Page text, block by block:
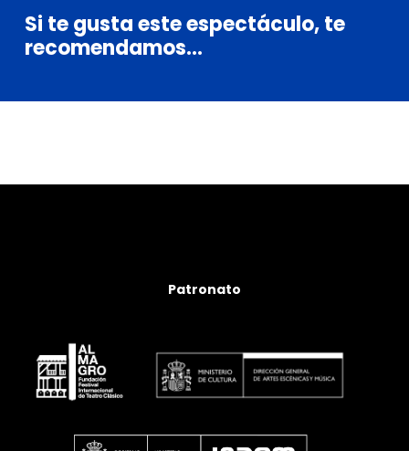
Si tegustaesteespectáculo,te
recomendamos...
Patronato